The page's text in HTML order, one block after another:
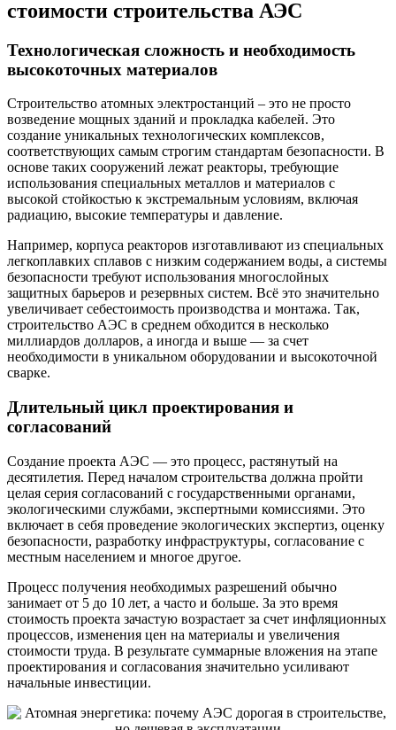
стоимости строительства АЭС
Технологическая сложность и необходимость
высокоточных материалов
Строительство атомных электростанций – это не просто
возведение мощных зданий и прокладка кабелей. Это
создание уникальных технологических комплексов,
соответствующих самым строгим стандартам безопасности. В
основе таких сооружений лежат реакторы, требующие
использования специальных металлов и материалов с
высокой стойкостью к экстремальным условиям, включая
радиацию, высокие температуры и давление.
Например, корпуса реакторов изготавливают из специальных
легкоплавких сплавов с низким содержанием воды, а системы
безопасности требуют использования многослойных
защитных барьеров и резервных систем. Всё это значительно
увеличивает себестоимость производства и монтажа. Так,
строительство АЭС в среднем обходится в несколько
миллиардов долларов, а иногда и выше — за счет
необходимости в уникальном оборудовании и высокоточной
сварке.
Длительный цикл проектирования и
согласований
Создание проекта АЭС — это процесс, растянутый на
десятилетия. Перед началом строительства должна пройти
целая серия согласований с государственными органами,
экологическими службами, экспертными комиссиями. Это
включает в себя проведение экологических экспертиз, оценку
безопасности, разработку инфраструктуры, согласование с
местным населением и многое другое.
Процесс получения необходимых разрешений обычно
занимает от 5 до 10 лет, а часто и больше. За это время
стоимость проекта зачастую возрастает за счет инфляционных
процессов, изменения цен на материалы и увеличения
стоимости труда. В результате суммарные вложения на этапе
проектирования и согласования значительно усиливают
начальные инвестиции.